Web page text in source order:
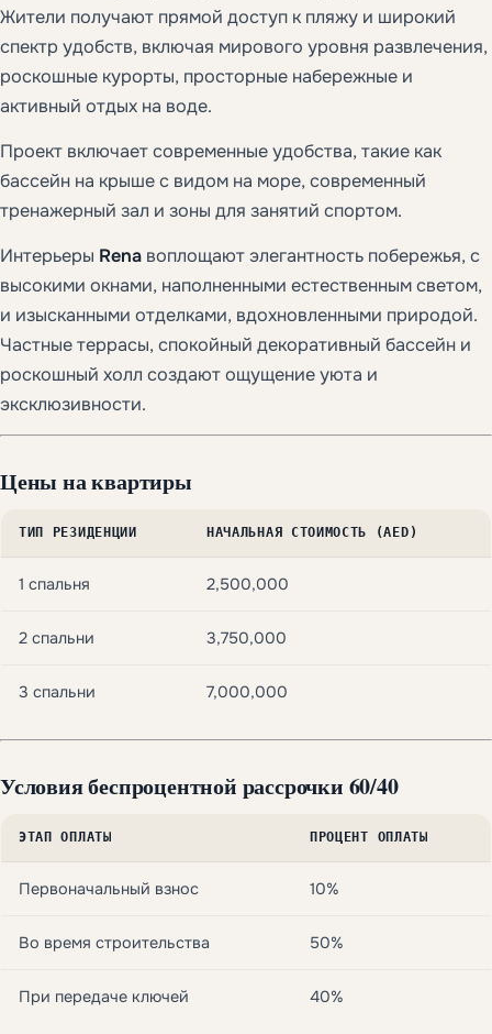
Жители получают прямой доступ к пляжу и широкий
спектр удобств, включая мирового уровня развлечения,
роскошные курорты, просторные набережные и
активный отдых на воде.
Проект включает современные удобства, такие как
бассейн на крыше с видом на море, современный
тренажерный зал и зоны для занятий спортом.
Интерьеры Rena воплощают элегантность побережья, с
высокими окнами, наполненными естественным светом,
и изысканными отделками, вдохновленными природой.
Частные террасы, спокойный декоративный бассейн и
роскошный холл создают ощущение уюта и
эксклюзивности.
Цены на квартиры
ТИП РЕЗИДЕНЦИИ НАЧАЛЬНАЯ СТОИМОСТЬ (AED)
1 спальня 2,500,000
2 спальни 3,750,000
3 спальни 7,000,000
Условия беспроцентной рассрочки 60/40
ЭТАП ОПЛАТЫ ПРОЦЕНТ ОПЛАТЫ
Первоначальный взнос 10%
Во время строительства 50%
При передаче ключей 40%